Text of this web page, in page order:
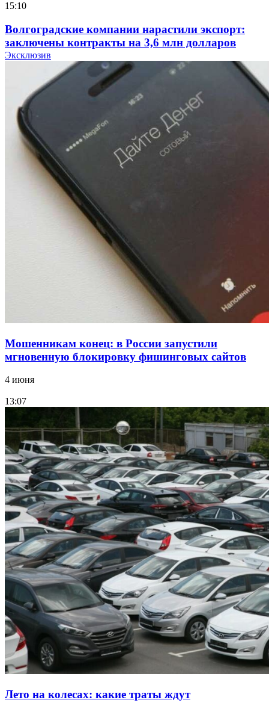
15:10
Волгоградские компании нарастили экспорт:
заключены контракты на 3,6 млн долларов
Атака БПЛА в Волгоградской области: есть
пострадавшие и повреждения инфраструктуры
12:01
Волгоградские вузы в топе зарплатного
рейтинга: ВолгГТУ и ВолгГМУ вошли в топ‑15
для химической отрасли и фармацевтики
В Красноармейском районе Волгограда стартует
конкурс на ремонт моста через Волго‑Донской
судоходный канал
Эксклюзив
Мошенникам конец: в России запустили
мгновенную блокировку фишинговых сайтов
4 июня
13:07
Лето на колесах: какие траты ждут